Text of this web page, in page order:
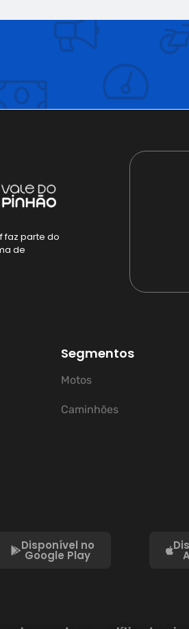
faz parte do
de
Segmentos
Motos
Caminhões
Disponível no
Google Play